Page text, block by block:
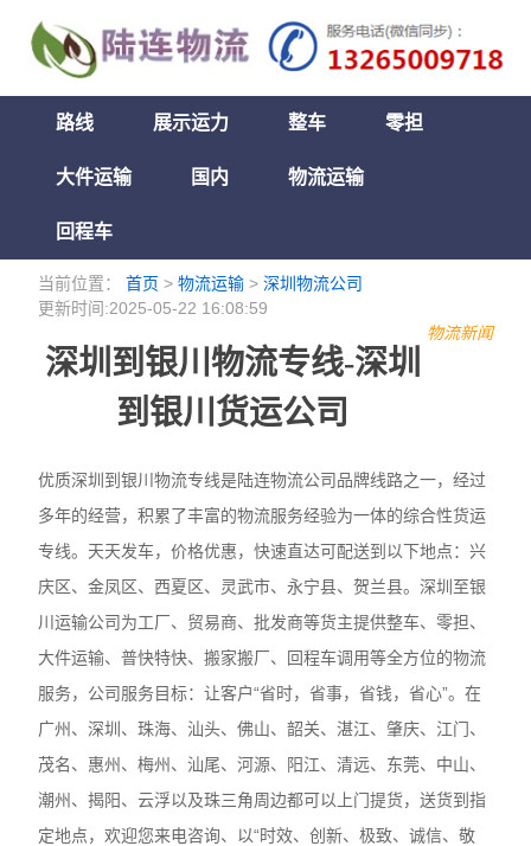
路线 展示运力 整车 零担
大件运输 国内 物流运输
回程车
当前位置：首页 >物流运输 >深圳物流公司
更新时间:2025-05-22 16:08:59
物流新闻
深圳到银川物流专线-深圳
到银川货运公司
优质深圳到银川物流专线是陆连物流公司品牌线路之一，经过
多年的经营，积累了丰富的物流服务经验为一体的综合性货运
专线。天天发车，价格优惠，快速直达可配送到以下地点：兴
庆区、金凤区、西夏区、灵武市、永宁县、贺兰县。深圳至银
川运输公司为工厂、贸易商、批发商等货主提供整车、零担、
大件运输、普快特快、搬家搬厂、回程车调用等全方位的物流
服务，公司服务目标：让客户“省时，省事，省钱，省心”。在
广州、深圳、珠海、汕头、佛山、韶关、湛江、肇庆、江门、
茂名、惠州、梅州、汕尾、河源、阳江、清远、东莞、中山、
潮州、揭阳、云浮以及珠三角周边都可以上门提货，送货到指
定地点，欢迎您来电咨询、以“时效、创新、极致、诚信、敬